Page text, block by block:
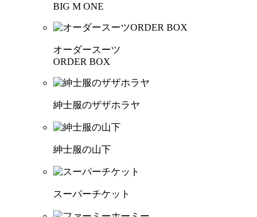
BIG M ONE
オーダースーツ
ORDER BOX
紳士服のザザホラヤ
紳士服の山下
スーパーチケット